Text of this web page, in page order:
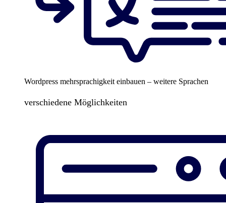
Wordpress mehrsprachigkeit einbauen – weitere Sprachen
verschiedene Möglichkeiten